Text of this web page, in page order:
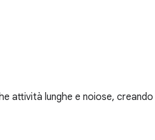
attività lunghe e noiose, creando